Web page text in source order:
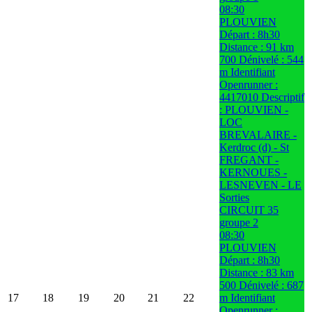
17 18 19 20 21 22
08:30
PLOUVIEN
Départ : 8h30
Distance : 91 km
700 Dénivelé : 544
m Identifiant
Openrunner :
4417010 Descriptif
: PLOUVIEN -
LOC
BREVALAIRE -
Kerdroc (d) - St
FREGANT -
KERNOUES -
LESNEVEN - LE
Sorties
CIRCUIT 35
groupe 2
08:30
PLOUVIEN
Départ : 8h30
Distance : 83 km
500 Dénivelé : 687
m Identifiant